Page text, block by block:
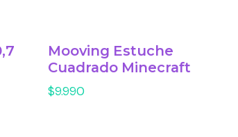
Mooving Estuche
Cuadrado Minecraft
$9.990